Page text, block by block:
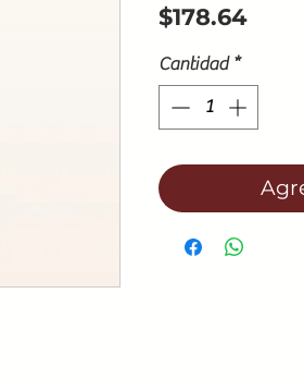
$178.64
Cantidad *